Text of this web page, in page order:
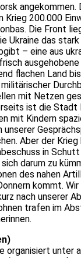
angekommen.
200.000
Die Front
Ukraine das
– eine aus
flachen Land
mit Netzen
ist die
mit Kindern
Aber der
in
darum zu
des nahen
kommt.
nach unserer
trafen im
organisiert